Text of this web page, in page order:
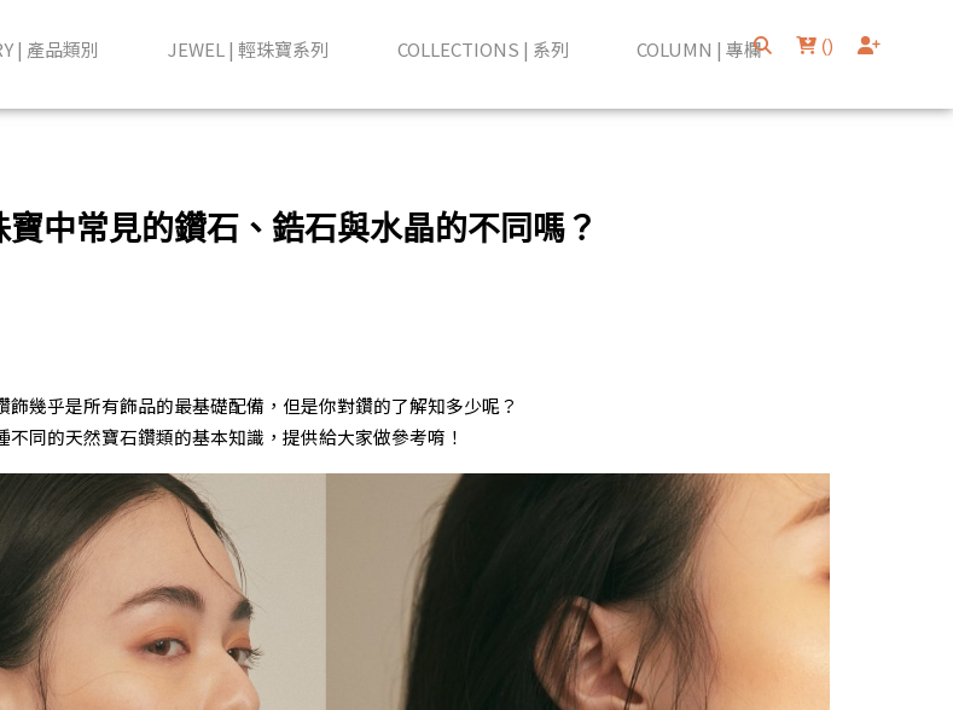
()
| 產品類別 JEWEL | 輕珠寶系列 COLLECTIONS | 系列 COLUMN | 專欄
中常見的鑽石、鋯石與水晶的不同嗎？
飾幾乎是所有飾品的最基礎配備，但是你對鑽的了解知多少呢？
不同的天然寶石鑽類的基本知識，提供給大家做參考唷！